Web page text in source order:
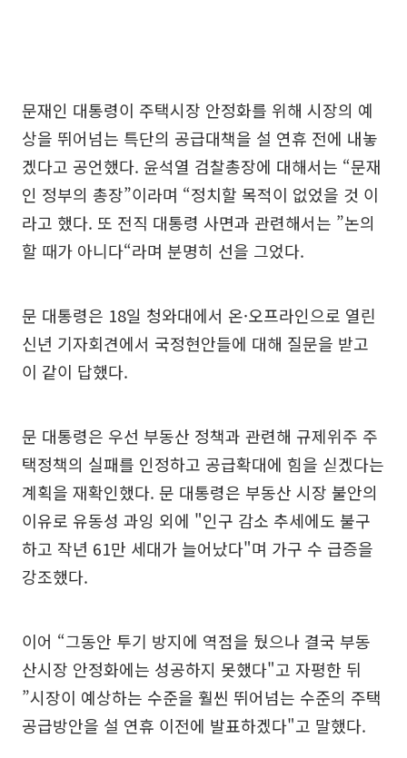
문재인 대통령이 주택시장 안정화를 위해 시장의 예
상을 뛰어넘는 특단의 공급대책을 설 연휴 전에 내놓
겠다고 공언했다. 윤석열 검찰총장에 대해서는 “문재
인 정부의 총장”이라며 “정치할 목적이 없었을 것 이
라고 했다. 또 전직 대통령 사면과 관련해서는 ”논의
할 때가 아니다“라며 분명히 선을 그었다.
문 대통령은 18일 청와대에서 온·오프라인으로 열린
신년 기자회견에서 국정현안들에 대해 질문을 받고
이 같이 답했다.
문 대통령은 우선 부동산 정책과 관련해 규제위주 주
택정책의 실패를 인정하고 공급확대에 힘을 싣겠다는
계획을 재확인했다. 문 대통령은 부동산 시장 불안의
이유로 유동성 과잉 외에 "인구 감소 추세에도 불구
하고 작년 61만 세대가 늘어났다"며 가구 수 급증을
강조했다.
이어 “그동안 투기 방지에 역점을 뒀으나 결국 부동
산시장 안정화에는 성공하지 못했다"고 자평한 뒤
”시장이 예상하는 수준을 훨씬 뛰어넘는 수준의 주택
공급방안을 설 연휴 이전에 발표하겠다"고 말했다.